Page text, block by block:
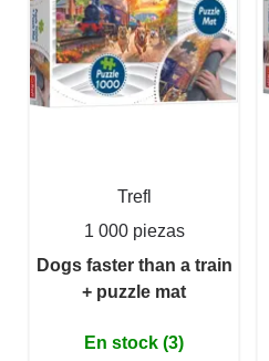
Trefl
1 000 piezas
Dogs faster than a train
+ puzzle mat
En stock (3)